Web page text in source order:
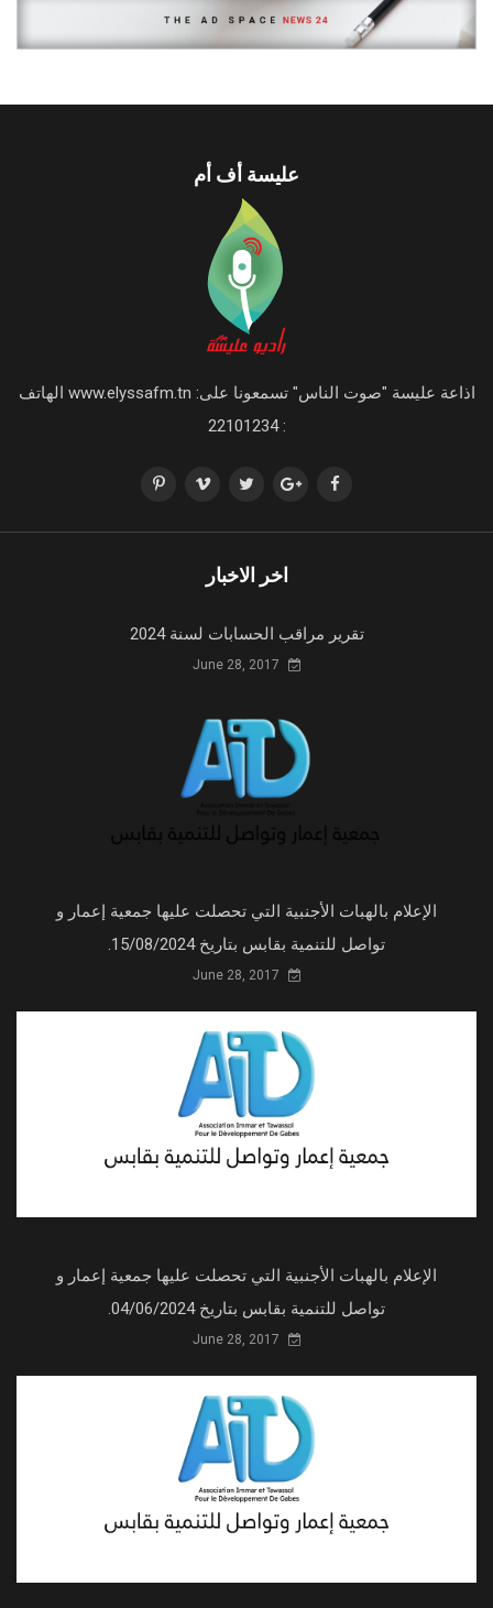
عليسة أف أم
اذاعة عليسة "صوت الناس" تسمعونا على: www.elyssafm.tn الهاتف
: 22101234
اخر الاخبار
تقرير مراقب الحسابات لسنة 2024
الإعلام بالهبات الأجنبية التي تحصلت عليها جمعية إعمار و
تواصل للتنمية بقابس بتاريخ 15/08/2024.
الإعلام بالهبات الأجنبية التي تحصلت عليها جمعية إعمار و
تواصل للتنمية بقابس بتاريخ 04/06/2024.